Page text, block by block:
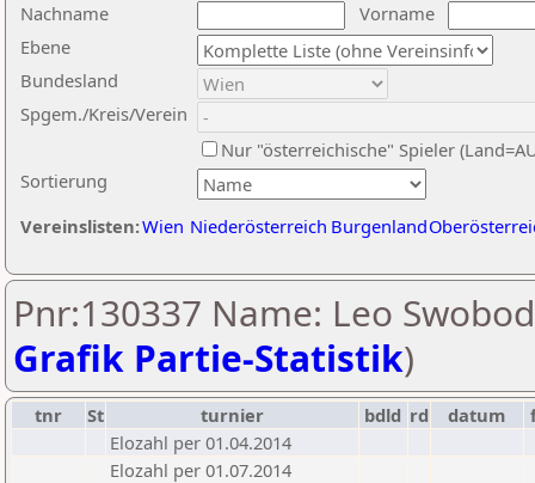
Nachname
Vorname
Ebene
Sortierung
Bundesland
Spgem./Kreis/Verein
Nur "österreichische" Spieler
Vereinslisten:Wien Niederösterreich Burgenland
Pnr:130337 Name: Leo
Grafik Partie-Statistik)
tnr St turnier bdld rd datum
Elozahl per 01.04.2014
Elozahl per 01.07.2014